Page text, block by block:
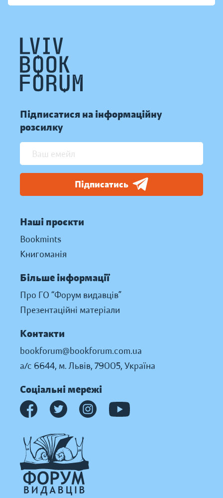
Підписатися на інформаційну
розсилку
Підписатись
Наші проєкти
Bookmints
Книгоманія
Більше інформації
Про ГО “Форум видавців”
Презентаційні матеріали
Контакти
bookforum@bookforum.com.ua
а/с 6644, м. Львів, 79005, Україна
Соціальні мережі